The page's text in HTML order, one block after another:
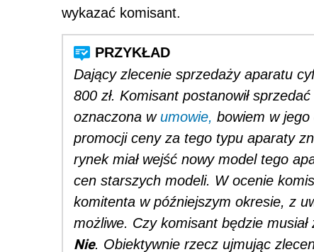
wykazać komisant.
Dający zlecenie sprzedaży aparatu
800 zł. Komisant postanowił
oznaczona wumowie, bowiem w
promocji ceny za tego typu aparaty
rynek miał wejść nowy model tego
cen starszych modeli. W ocenie
komitenta w późniejszym okresie, z
możliwe. Czy komisant będzie
Nie. Obiektywnie rzecz ujmując